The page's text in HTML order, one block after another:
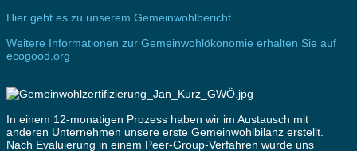
Hier geht es zu unserem Gemeinwohlbericht
Weitere Informationen zur Gemeinwohlökonomie erhalten Sie auf
ecogood.org
In einem 12-monatigen Prozess haben wir im Austausch mit
anderen Unternehmen unsere erste Gemeinwohlbilanz erstellt.
Nach Evaluierung in einem Peer-Group-Verfahren wurde uns